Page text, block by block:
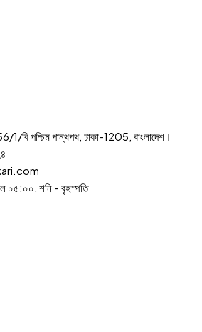
1/বি পশ্চিম পান্থপথ, ঢাকা-1205, বাংলাদেশ।
০৫:০০, শনি - বৃহস্পতি